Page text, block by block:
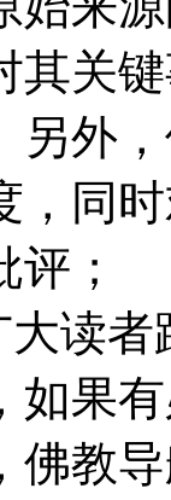
其关
另外
，同
；
读
如果
佛教